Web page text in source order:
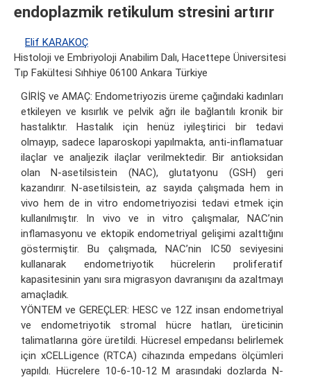
endoplazmik retikulum stresini artırır
Elif KARAKOÇ
Histoloji ve Embriyoloji Anabilim Dalı, Hacettepe Üniversitesi
Tıp Fakültesi Sıhhiye 06100 Ankara Türkiye
GİRİŞ ve AMAÇ: Endometriyozis üreme çağındaki kadınları
etkileyen ve kısırlık ve pelvik ağrı ile bağlantılı kronik bir
hastalıktır. Hastalık için henüz iyileştirici bir tedavi
olmayıp, sadece laparoskopi yapılmakta, anti-inflamatuar
ilaçlar ve analjezik ilaçlar verilmektedir. Bir antioksidan
olan N-asetilsistein (NAC), glutatyonu (GSH) geri
kazandırır. N-asetilsistein, az sayıda çalışmada hem in
vivo hem de in vitro endometriyozisi tedavi etmek için
kullanılmıştır. In vivo ve in vitro çalışmalar, NAC’nin
inflamasyonu ve ektopik endometriyal gelişimi azalttığını
göstermiştir. Bu çalışmada, NAC’nin IC50 seviyesini
kullanarak endometriyotik hücrelerin proliferatif
kapasitesinin yanı sıra migrasyon davranışını da azaltmayı
amaçladık.
YÖNTEM ve GEREÇLER: HESC ve 12Z insan endometriyal
ve endometriyotik stromal hücre hatları, üreticinin
talimatlarına göre üretildi. Hücresel empedansı belirlemek
için xCELLigence (RTCA) cihazında empedans ölçümleri
yapıldı. Hücrelere 10-6-10-12 M arasındaki dozlarda N-